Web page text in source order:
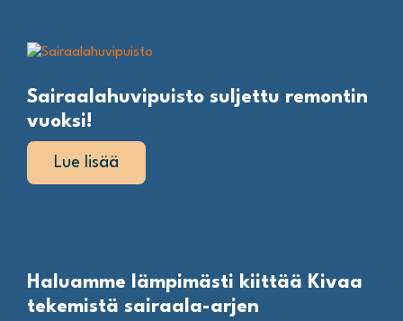
Sairaalahuvipuisto suljettu remontin
vuoksi!
Lue lisää
Haluamme lämpimästi kiittää Kivaa
tekemistä sairaala-arjen